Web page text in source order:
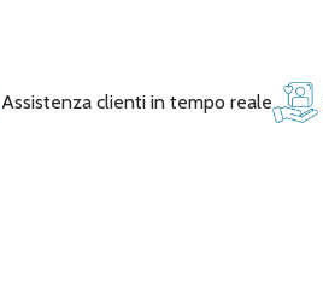
Assistenza clienti in tempo reale